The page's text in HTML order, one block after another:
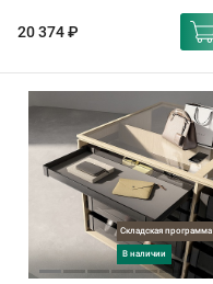
20 374 ₽
Складская программа
в наличии